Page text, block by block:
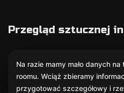
Przegląd sztucznej
Na razie mamy mało danych na
roomu. Wciąż zbieramy
przygotować szczegółowy i